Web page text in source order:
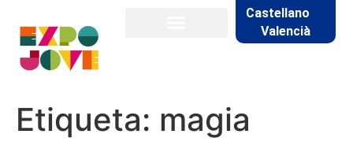
Castellano
Valencià
Etiqueta: magia